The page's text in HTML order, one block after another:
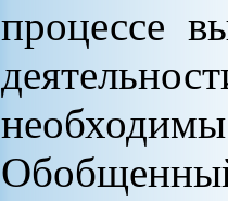
процессе